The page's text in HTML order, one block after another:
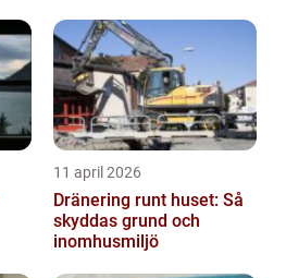
11 april 2026
Dränering runt huset: Så
skyddas grund och
inomhusmiljö